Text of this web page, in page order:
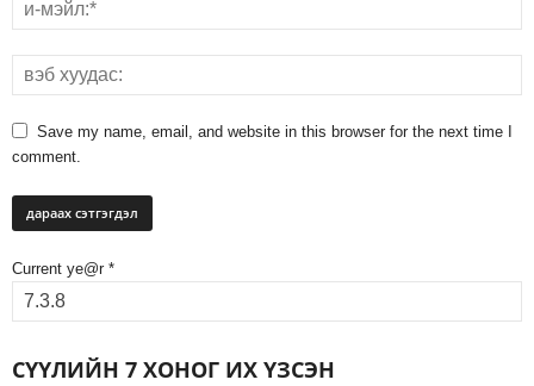
Save my name, email, and website in this browser for the next time I
comment.
Current ye@r *
СҮҮЛИЙН 7 ХОНОГ ИХ ҮЗСЭН